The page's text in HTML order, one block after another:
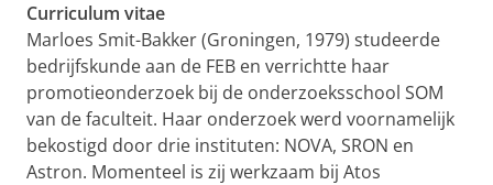
Curriculum vitae
Marloes Smit-Bakker (Groningen, 1979) studeerde
bedrijfskunde aan de FEB en verrichtte haar
promotieonderzoek bij de onderzoeksschool SOM
van de faculteit. Haar onderzoek werd voornamelijk
bekostigd door drie instituten: NOVA, SRON en
Astron. Momenteel is zij werkzaam bij Atos